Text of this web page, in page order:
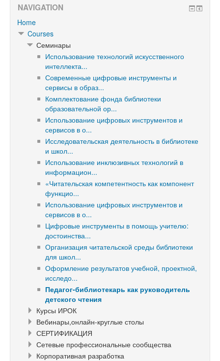
NAVIGATION
Home
Courses
Семинары
Использование технологий искусственного
интеллекта...
Современные цифровые инструменты и
сервисы в образ...
Комплектование фонда библиотеки
образовательной ор...
Использование цифровых инструментов и
сервисов в о...
Исследовательская деятельность в библиотеке
и школ...
Использование инклюзивных технологий в
информацион...
«Читательская компетентность как компонент
функцио...
Использование цифровых инструментов и
сервисов в о...
Цифровые инструменты в помощь учителю:
достоинства...
Организация читательской среды библиотеки
для школ...
Оформление результатов учебной, проектной,
исследо...
Педагог-библиотекарь как руководитель
детского чтения
Курсы ИРОК
Вебинары,онлайн-круглые столы
СЕРТИФИКАЦИЯ
Сетевые профессиональные сообщества
Корпоративная разработка